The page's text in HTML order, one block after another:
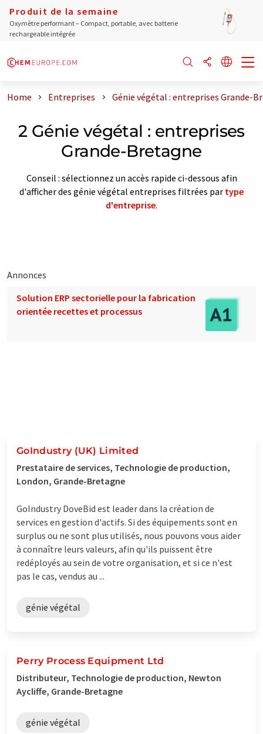
Produit de la semaine
Oxymètre performant – Compact, portable, avec batterie
rechargeable intégrée
Home Entreprises Génie végétal : entreprises Grande-
2 Génie végétal : entreprises
Grande-Bretagne
Conseil : sélectionnez un accès rapide ci-dessous afin
d'afficher des génie végétal entreprises filtrées par type
d'entreprise.
Annonces
Solution ERP sectorielle pour la fabrication
orientée recettes et processus
GoIndustry (UK) Limited
Prestataire de services, Technologie de production,
London, Grande-Bretagne
GoIndustry DoveBid est leader dans la création de
services en gestion d'actifs. Si des équipements sont en
surplus ou ne sont plus utilisés, nous pouvons vous aider
à connaître leurs valeurs, afin qu'ils puissent être
redéployés au sein de votre organisation, et si ce n'est
pas le cas, vendus au ...
génie végétal
Perry Process Equipment Ltd
Distributeur, Technologie de production, Newton
Aycliffe, Grande-Bretagne
génie végétal